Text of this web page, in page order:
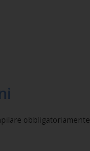
obbligatoriamente